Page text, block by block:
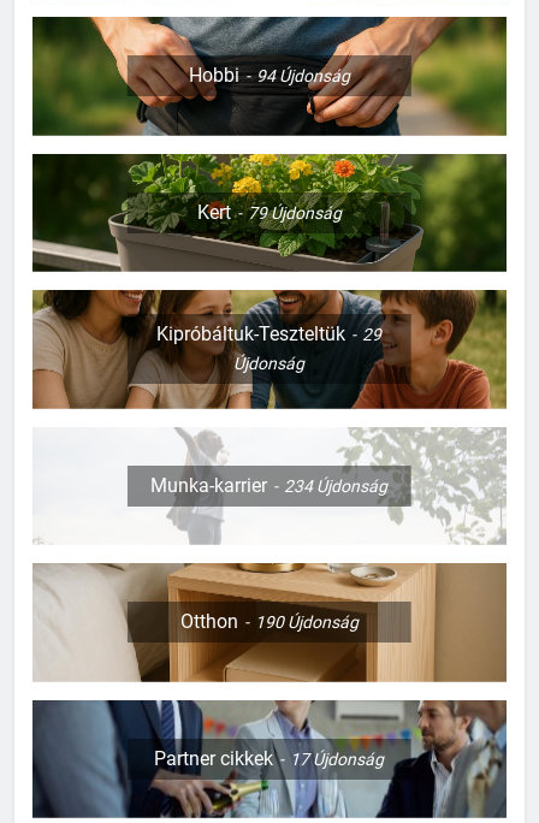
Hobbi 94Újdonság
Kert 79Újdonság
Kipróbáltuk-Teszteltük
29
Újdonság
Munka-karrier 234Újdonság
Otthon 190Újdonság
Partner cikkek 17Újdonság